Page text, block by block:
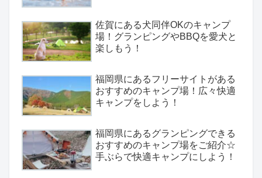
佐賀にある犬同伴OKのキャンプ
場！グランピングやBBQを愛犬と
楽しもう！
福岡県にあるフリーサイトがある
おすすめのキャンプ場！広々快適
キャンプをしよう！
福岡県にあるグランピングできる
おすすめのキャンプ場をご紹介☆
手ぶらで快適キャンプにしよう！